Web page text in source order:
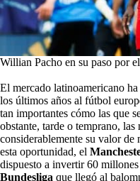
Willian Pacho en su paso por
El mercado latinoamericano
los últimos años al fútbol
tan importantes cómo las que
obstante, tarde o temprano, las
considerablemente su valor de
esta oportunidad, el
dispuesto a invertir 60
Bundesliga que llegó al